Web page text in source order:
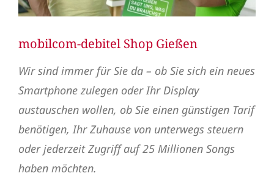
mobilcom-debitel Shop Gießen
Wir sind immer für Sie da – ob Sie sich ein neues
Smartphone zulegen oder Ihr Display
austauschen wollen, ob Sie einen günstigen Tarif
benötigen, Ihr Zuhause von unterwegs steuern
oder jederzeit Zugriff auf 25 Millionen Songs
haben möchten.